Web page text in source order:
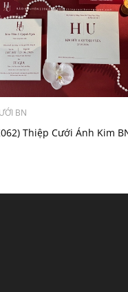
khách có nhu cầu
BN
Thiệp Cưới Ánh Kim